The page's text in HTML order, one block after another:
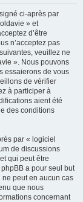
ci-après par
» et
d’être
n’acceptez pas
veuillez ne
». Nous pouvons
essaierons de vous
de vérifier
à participer à
aient été
des conditions
par « logiciel
de discussions
qui peut être
a pour seul but
peut en aucun cas
que nous
concernant